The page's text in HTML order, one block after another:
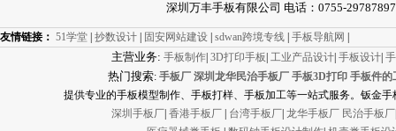
深圳万丰手板有限公司 电话：0755-
友情链接： 51学堂 抄数设计 固安网站建设 sdwan跨境专线 手板导航网
主营业务: 手板制作| 3D打印手板 工业产品设计| 手板设计|
热门搜索: 手板厂 深圳龙华民治手板厂 手板3D打印 手板件的
提供专业的手板模型制作、手板打样、手板加工等一站式服务。钣金
深圳手板厂 香港手板厂 台湾手板厂 龙华手板厂 民治手板厂